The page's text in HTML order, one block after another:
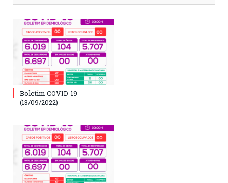
Boletim COVID-19
(13/09/2022)